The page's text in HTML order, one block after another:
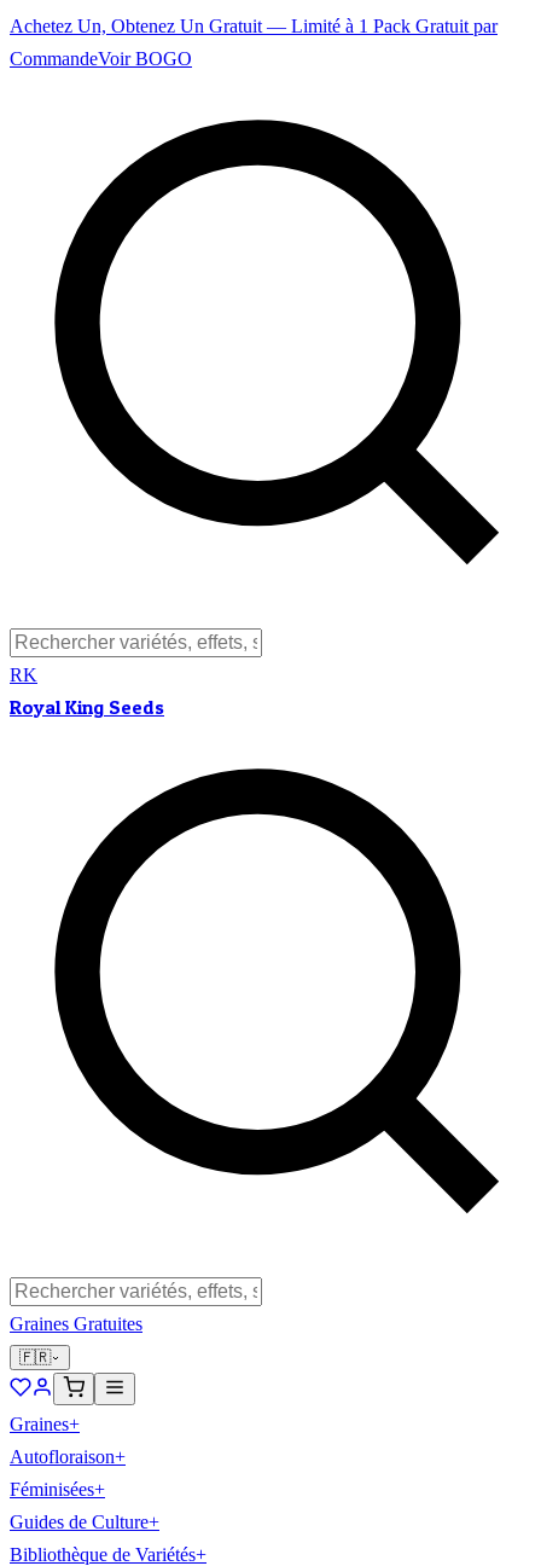
Achetez Un, Obtenez Un Gratuit — Limité à 1 Pack Gratuit par
CommandeVoir BOGO
RK
Royal King Seeds
Graines Gratuites
🇫🇷
Graines+
Autofloraison+
Féminisées+
Guides de Culture+
Bibliothèque de Variétés+